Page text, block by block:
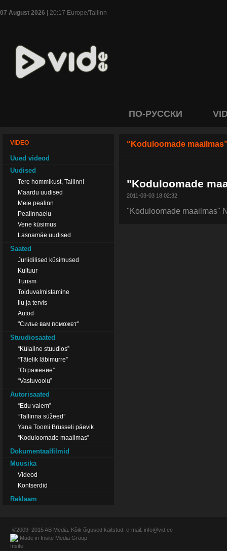
07 August 2026 | 20:17 Europe/Tallinn
ПО-РУССКИ
VIDEO
Uued videod
Uudised
Tere hommikust, Tallinn!
Maardu uudised
Meie pealinn
Pealinnaelu
Vene küsimus
Lasnamäe uudised
Saated
Juriidilised küsimused
Kultuur
Turism
Toiduvalmistamine
Ilu ja tervis
Autod
"Силье вам поможет"
Stuudiosaated
“Külaline stuudios”
“Täielik läbimurre”
“Отражение”
“Vastuvoolu”
Autorisaated
“Edu valem”
“Tallinna süžeed”
Yana Toomi Brüsseli päevik
“Koduloomade maailmas”
Dokumentaalfilmid
Muusika
Videod
Kontserdid
Reklaam
“Koduloomade
"Koduloomade
2011-03-03 18:02:32
"Koduloomade maailmas"
©2009–2015AB Media . Kõik õigused kaitstud. e-mail: info@vid.ee
Made in Insite Media Group